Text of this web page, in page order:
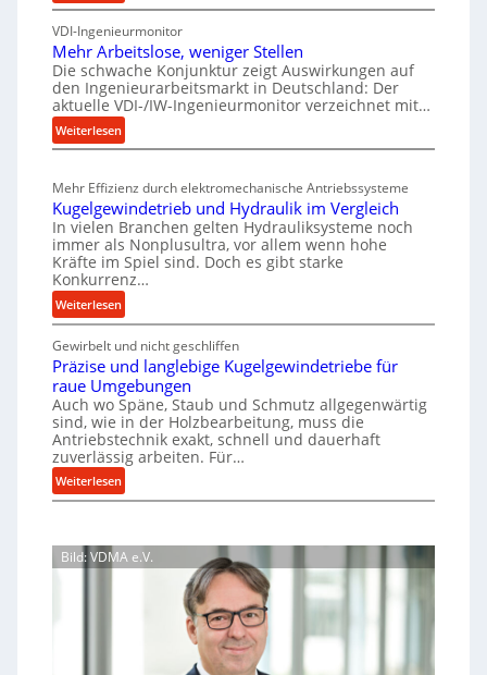
e
f
o
r
a
c
e
b
e
ü
c
k
p
s
l
e
r
s
r
u
n
g
e
p
a
n
n
t
i
h
i
m
J
u
K
r
o
n
e
s
s
t
i
g
e
r
t
U
m
s
a
t
z
u
n
d
A
u
t
r
VDI-Ingenieurmonitor
Mehr Arbeitslose, weniger Stellen
Die schwache Konjunktur zeigt Auswirkungen auf
den Ingenieurarbeitsmarkt in Deutschland: Der
aktuelle VDI-/IW-Ingenieurmonitor verzeichnet mit…
Weiterlesen:
M
h
r
A
r
b
e
i
s
l
o
s
e
,
w
e
i
g
Mehr Effizienz durch elektromechanische Antriebssysteme
Kugelgewindetrieb und Hydraulik im Vergleich
In vielen Branchen gelten Hydrauliksysteme noch
immer als Nonplusultra, vor allem wenn hohe
Kräfte im Spiel sind. Doch es gibt starke
Konkurrenz…
Weiterlesen:
K
u
g
e
l
g
e
w
i
e
t
Gewirbelt und nicht geschliffen
Präzise und langlebige Kugelgewindetriebe für
raue Umgebungen
Auch wo Späne, Staub und Schmutz allgegenwärtig
sind, wie in der Holzbearbeitung, muss die
Antriebstechnik exakt, schnell und dauerhaft
zuverlässig arbeiten. Für…
Weiterlesen:
P
ä
z
Bild: VDMA e.V.